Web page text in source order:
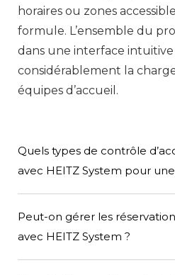
horaires ou zones
formule. L’ensemble du
dans une interface
considérablement la
équipes d’accueil.
Quels types de contrôle
avec HEITZ System pour
Peut-on gérer les
avec HEITZ System ?